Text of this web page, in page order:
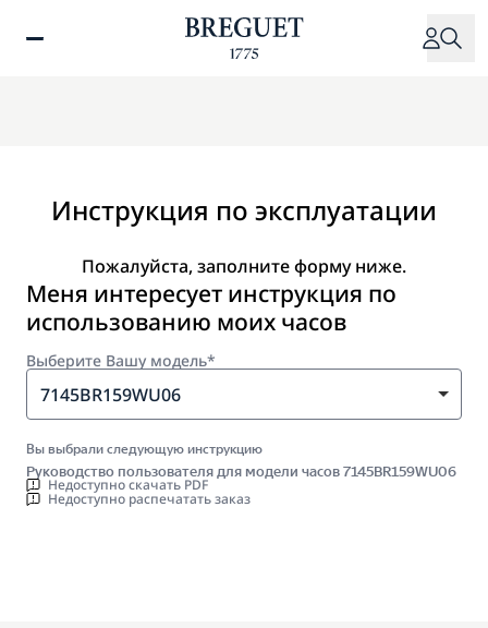
Инструкция по эксплуатации
Пожалуйста, заполните форму ниже.
Меня интересует инструкция по
использованию моих часов
Выберите Вашу модель*
7145BR159WU06
Вы выбрали следующую инструкцию
Руководство пользователя для модели часов 7145BR159WU06
Недоступно скачать PDF
Недоступно распечатать заказ